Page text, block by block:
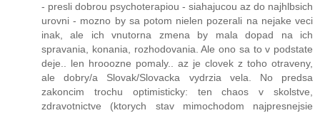
- presli dobrou psychoterapiou - siahajucou az do najhlbsich
urovni - mozno by sa potom nielen pozerali na nejake veci
inak, ale ich vnutorna zmena by mala dopad na ich
spravania, konania, rozhodovania. Ale ono sa to v podstate
deje.. len hrooozne pomaly.. az je clovek z toho otraveny,
ale dobry/a Slovak/Slovacka vydrzia vela. No predsa
zakoncim trochu optimisticky: ten chaos v skolstve,
zdravotnictve (ktorych stav mimochodom najpresnejsie